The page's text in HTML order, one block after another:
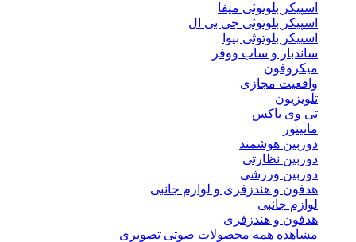
اسپیکر بلوتوثی میفا
اسپیکر بلوتوثی جی بی ال
اسپیکر بلوتوثی بیوا
ساندبار و ساب ووفر
میکروفون
واقعیت مجازی
تلویزیون
تی وی باکس
مانیتور
دوربین هوشمند
دوربین نظارتی
دوربین ورزشی
هدفون و هندزفری و لوازم جانبی
لوازم جانبی
هدفون و هندزفری
مشاهده همه محصولات صوتی تصویری